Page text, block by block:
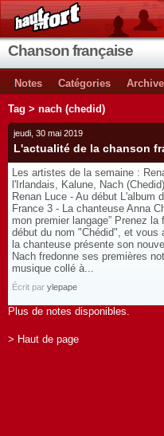
Chanson française
Notes Catégories
Tag > nach (chedid)
jeudi, 30 mai 2019
L'actualité de la chanson
Les artistes de la semaine :
l'Irlandais, Kalune, Nach
Renan Luce - Au début L'album
France 3 - La chanteuse Anna
mon premier langage” Prenez
début du nom "Chédid", et vous
la chanteuse présente son
Nach fredonne ses premières
musique collé à...
Écrit par ylepape
Plus de notes disponibles.
> Haut de page